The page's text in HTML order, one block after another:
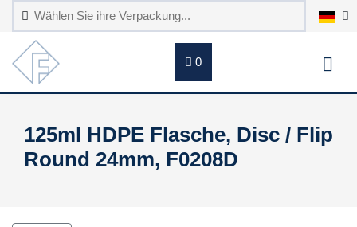
0
125ml HDPE Flasche, Disc / Flip
Round 24mm, F0208D